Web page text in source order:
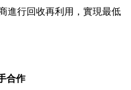
進行回收再利用，實現最低
合作